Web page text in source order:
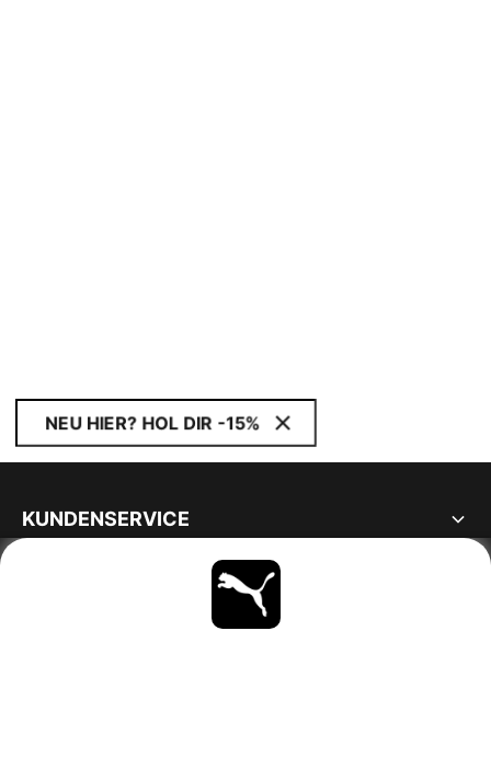
NEU HIER? HOL DIR -15%
KUNDENSERVICE
BLEIBE IMMER AUF DEM LAUFENDEN